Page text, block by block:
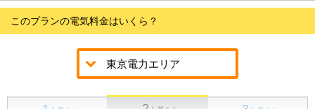
このプランの電気料金はいくら？